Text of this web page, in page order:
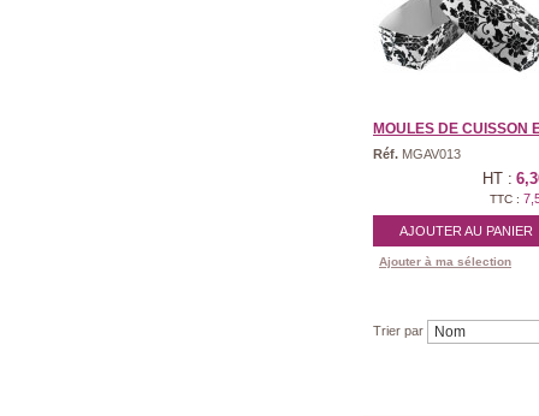
MOULES DE CUISSON
Réf. MGAV013
HT :
TTC :
AJOUTER AU PANIER
Ajouter à ma sélection
Trier par